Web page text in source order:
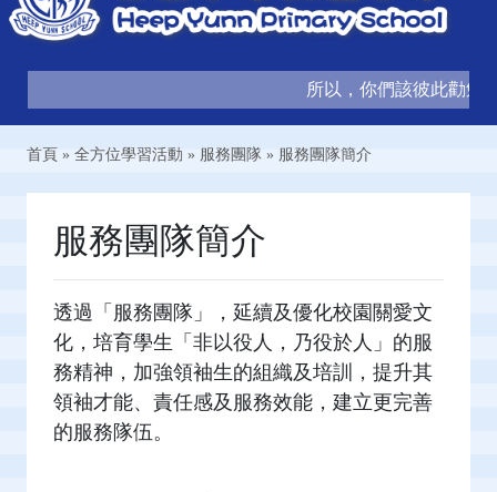
所以，你們該彼此勸勉
首頁 » 全方位學習活動 » 服務團隊 » 服務團隊簡介
服務團隊簡介
透過「服務團隊」，延續及優化校園關愛文
化，培育學生「非以役人，乃役於人」的服
務精神，加強領袖生的組織及培訓，提升其
領袖才能、責任感及服務效能，建立更完善
的服務隊伍。